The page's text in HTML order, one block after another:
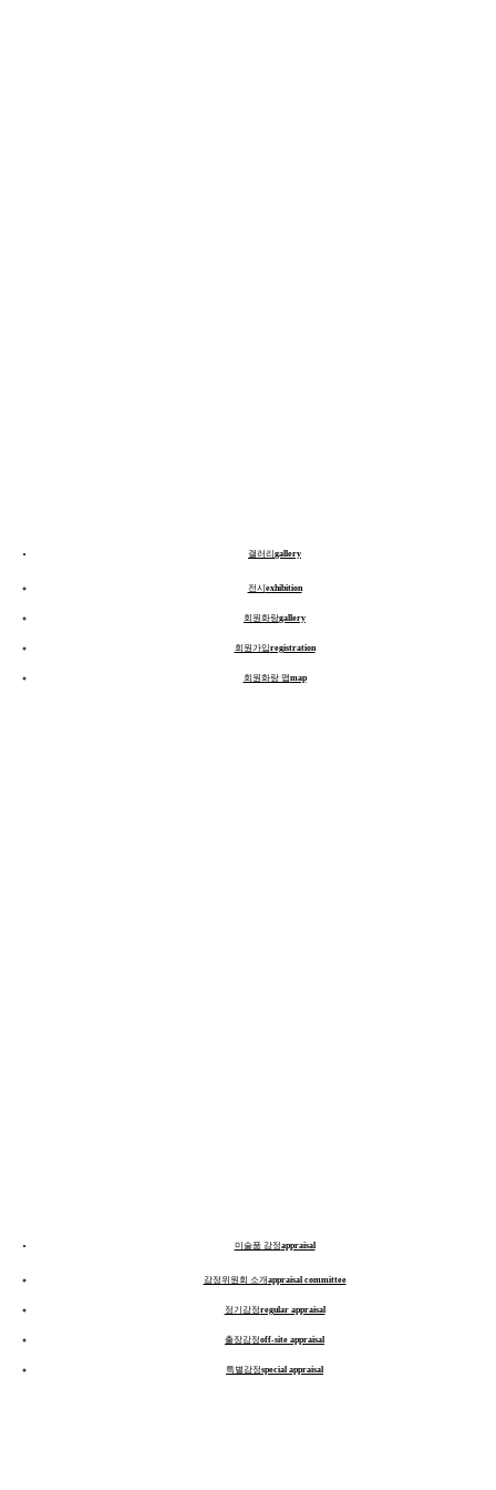
갤러리 gallery
전시 exhibition
회원화랑gallery
회원가입registration
회원화랑 맵map
미술품 감정appraisal
감정위원회 소개appraisal committee
정기감정regular appraisal
출장감정off-site appraisal
특별감정special appraisal